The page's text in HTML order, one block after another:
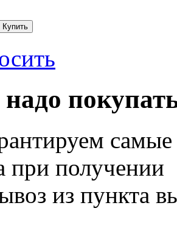
при получении
из пункта